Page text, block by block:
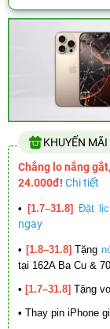
KHUYẾN MÃI
Chẳng lo nắng
24.000đ! Chi tiết
• [1.7–31.8] Đặt
ngay
• [1.8–31.8] Tặng
tại 162A Ba Cu &
• [1.7–31.8] Tặng
• Thay pin iPhone